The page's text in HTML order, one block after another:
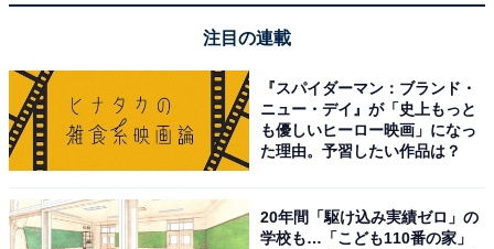
注目の連載
『スパイダーマン：ブランド・
ニュー・デイ』が「史上もっと
も優しいヒーロー映画」になっ
た理由。予習したい作品は？
20年間「駆け込み実績ゼロ」の
学校も…「こども110番の家」